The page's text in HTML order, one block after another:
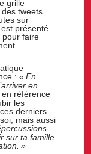
grille
tweets
sur
est présenté
pour faire
:« En
en
référence
les
derniers
mais aussi
sur ta famille
»